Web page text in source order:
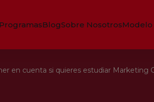
ProgramasBlogSobre NosotrosModelo
en cuenta si quieres estudiar Marketing